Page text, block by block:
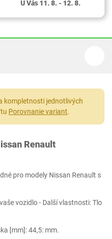
U Vás 11. 8. - 12. 8.
kompletnosti jednotlivých
Porovnanie variant.
Renault
pro modely Nissan Renault s
vozidlo - Další vlastnosti: Tlo
[mm]: 44,5: mm.